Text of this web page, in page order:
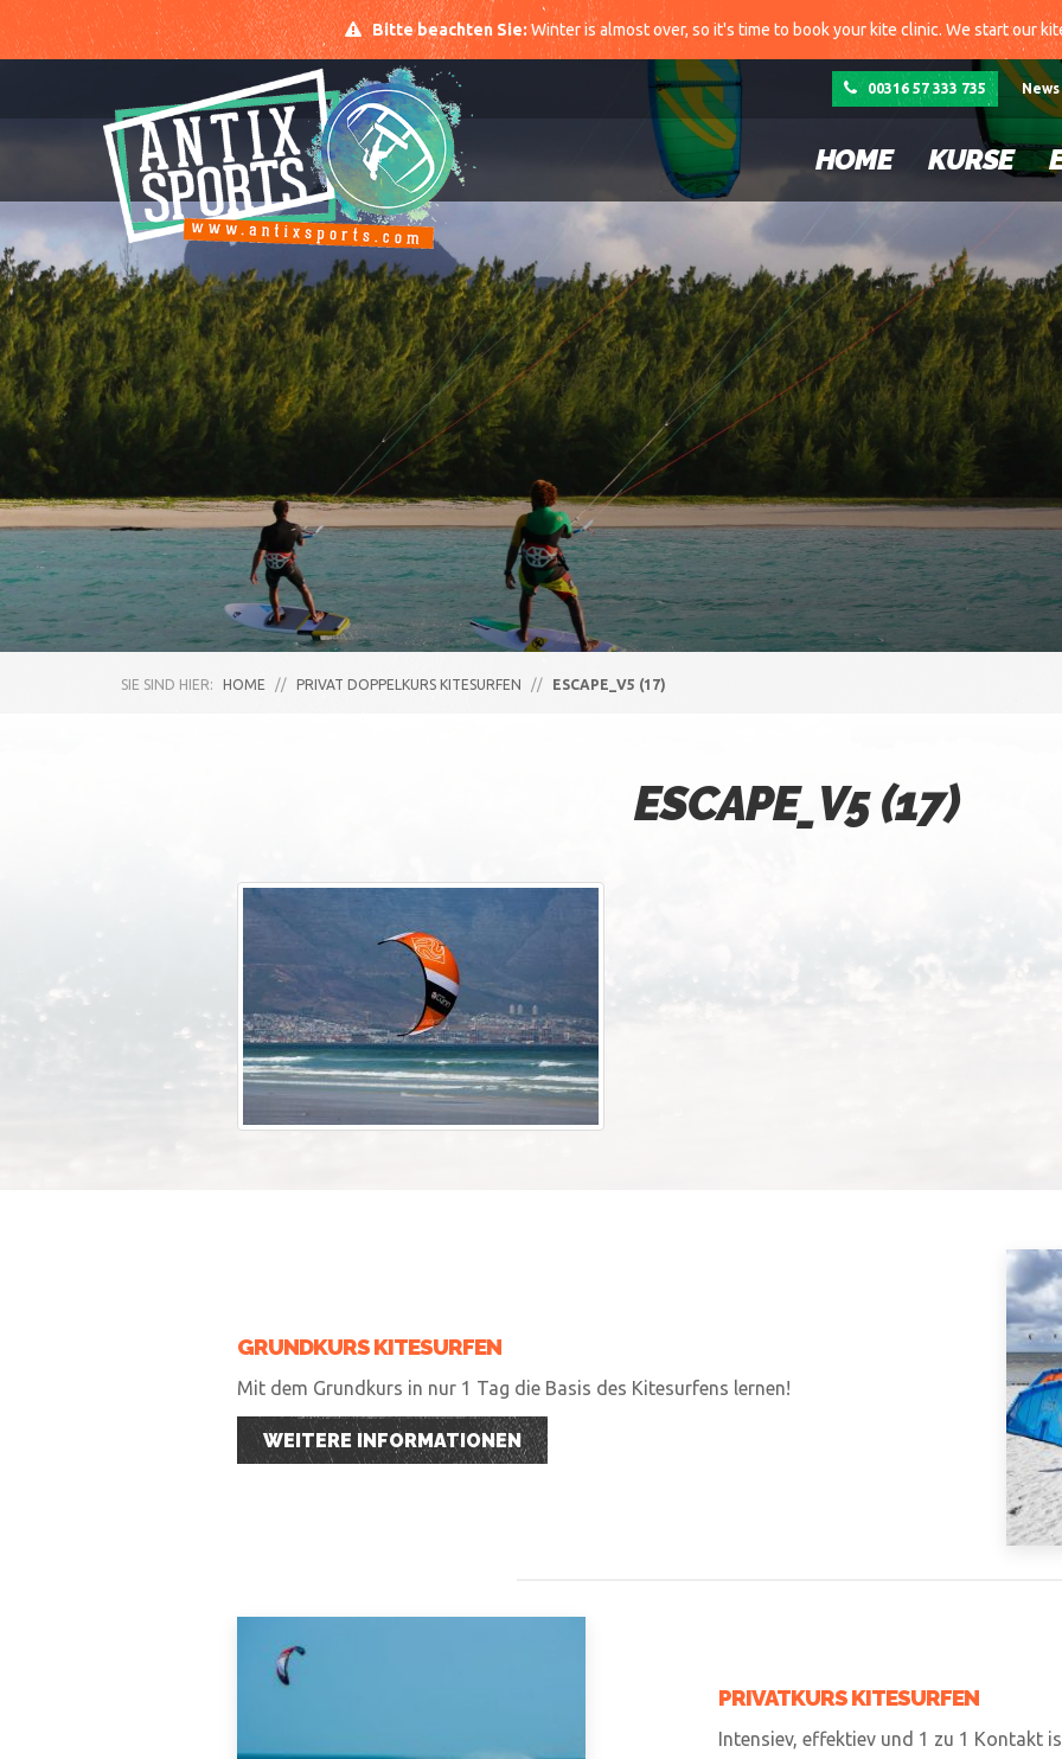
Bitte beachten Sie:Winter is almost over, so it's time to book your kite clinic. We start our
News
00316 57 333 735
HOME KURSE
SIE SIND HIER: HOME // PRIVAT DOPPELKURS KITESURFEN // ESCAPE_V5 (17)
ESCAPE_V5 (17)
GRUNDKURS KITESURFEN
Mit dem Grundkurs in nur 1 Tag die Basis des Kitesurfens lernen!
WEITERE INFORMATIONEN
PRIVATKURS KITESURFEN
Intensiev, effektiev und 1 zu 1 Kontakt